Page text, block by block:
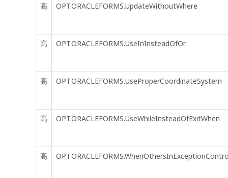
高 OPT.ORACLEFORMS.UpdateWithoutWhere
高 OPT.ORACLEFORMS.UseInInsteadOfOr
高 OPT.ORACLEFORMS.UseProperCoordinateSystem
高 OPT.ORACLEFORMS.UseWhileInsteadOfExitWhen
高